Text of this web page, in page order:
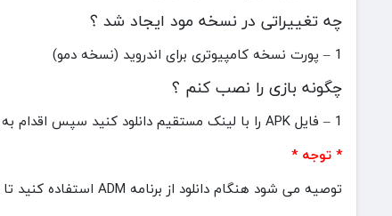
چه تغییراتی در نسخه مود ایجاد شد ؟
1 – پورت نسخه کامپیوتری برای اندروید (نسخه دمو)
چگونه بازی را نصب کنم ؟
1 – فایل APK را با لینک مستقیم دانلود کنید سپس اقدام به نصب کنید .
* توجه *
توصیه می شود هنگام دانلود از برنامه ADM استفاده کنید تا در صورت پایدار نبودن اینترنت شما هنگام دانلود به مشکل برخورد نکنید .